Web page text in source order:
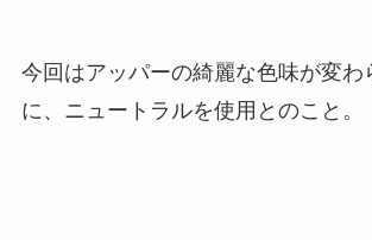
今回はアッパーの綺麗な色味が変わ
に、ニュートラルを使用とのこと。